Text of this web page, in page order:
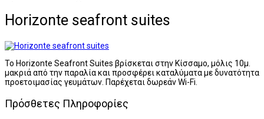
Horizonte seafront suites
Το Horizonte Seafront Suites βρίσκεται στην Κίσσαμο, μόλις 10μ.
μακριά από την παραλία και προσφέρει καταλύματα με δυνατότητα
προετοιμασίας γευμάτων. Παρέχεται δωρεάν Wi-Fi.
Πρόσθετες Πληροφορίες